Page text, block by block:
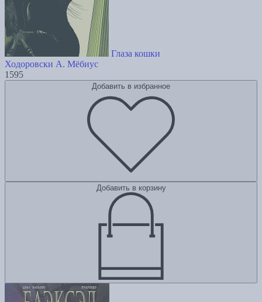
Глаза кошки
Ходоровски А. Мёбиус
1595
Добавить в избранное
Добавить в корзину